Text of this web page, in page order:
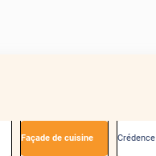
Façade de cuisine Crédence